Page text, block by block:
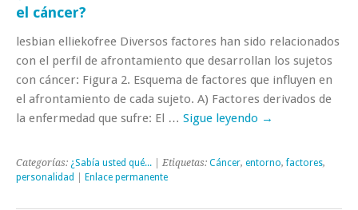
el cáncer?
lesbian elliekofree Diversos factores han sido relacionados
con el perfil de afrontamiento que desarrollan los sujetos
con cáncer: Figura 2. Esquema de factores que influyen en
el afrontamiento de cada sujeto. A) Factores derivados de
la enfermedad que sufre: El … Sigue leyendo →
Categorías: ¿Sabía usted qué... | Etiquetas: Cáncer, entorno,factores,
personalidad
Enlace permanente